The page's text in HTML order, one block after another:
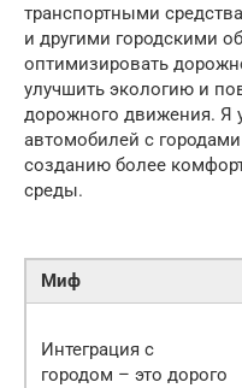
транспортными
и другими городскими
оптимизировать
улучшить экологию и
дорожного движения. Я
автомобилей с
созданию более
среды.
Миф
Интеграция с
городом – это дорого